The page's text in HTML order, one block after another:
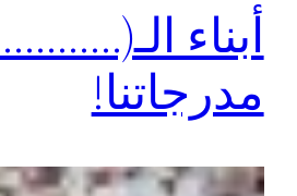
أبناء
مدرجاتنا!